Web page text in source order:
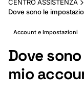
CENTRO ASSISTENZA
Dove sono le
Account e Impostazioni
Dove
mio